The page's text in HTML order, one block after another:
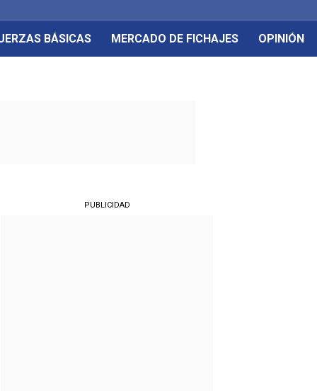
BÁSICAS MERCADO DE FICHAJES OPINIÓN
PUBLICIDAD